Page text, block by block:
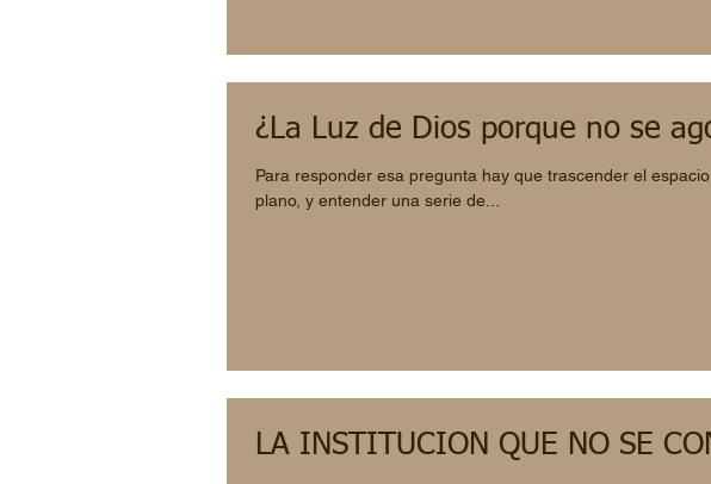
¿La Luz de Dios porque no se
Para responder esa pregunta hay que trascender el
plano, y entender una serie de...
LA INSTITUCIÓN QUE NO SE